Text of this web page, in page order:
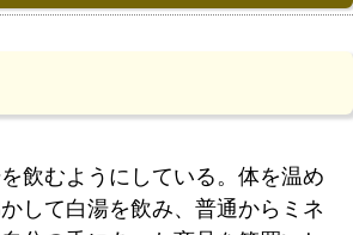
飲むようにしている。体を温め
して白湯を飲み、普通からミネ